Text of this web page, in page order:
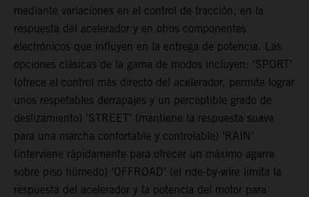
mediante variaciones en el control de tracción, en la
respuesta del acelerador y en otros componentes
electrónicos que influyen en la entrega de potencia. Las
opciones clásicas de la gama de modos incluyen: ‘SPORT’
(ofrece el control más directo del acelerador, permite lograr
unos respetables derrapajes y un perceptible grado de
deslizamiento) ‘STREET’ (mantiene la respuesta suave
para una marcha confortable y controlable) ‘RAIN’
(interviene rápidamente para ofrecer un máximo agarre
sobre piso húmedo) ‘OFFROAD’ (el ride-by-wire limita la
respuesta del acelerador y la potencia del motor para